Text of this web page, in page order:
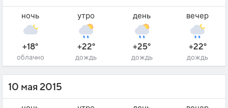
ночь
+18°
облачно
утро
+22°
дождь
день
+25°
дождь
вечер
+22°
дождь
10 мая 2015